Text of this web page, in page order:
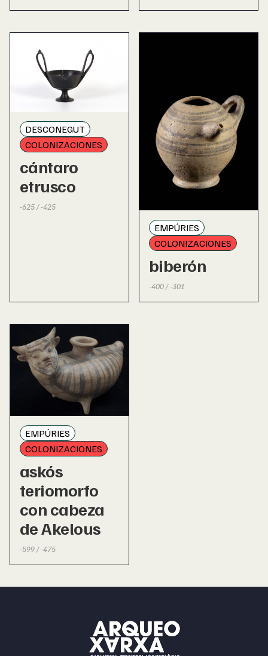
DESCONEGUT
COLONIZACIONES
cántaro
etrusco
-625 / -425
EMPÚRIES
COLONIZACIONES
biberón
-400 / -301
EMPÚRIES
COLONIZACIONES
askós
teriomorfo
con cabeza
de Akelous
-599 / -475